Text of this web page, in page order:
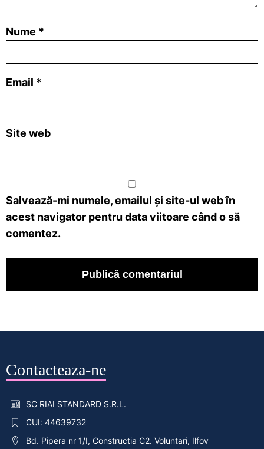
Nume *
Email *
Site web
Salvează-mi numele, emailul și site-ul web în
acest navigator pentru data viitoare când o să
comentez.
Contacteaza-ne
SC RIAI STANDARD S.R.L.
CUI: 44639732
Bd. Pipera nr 1/I, Constructia C2. Voluntari, Ilfov